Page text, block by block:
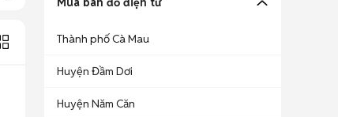
Thành phố Cà Mau
Huyện Đầm Dơi
Huyện Năm Căn